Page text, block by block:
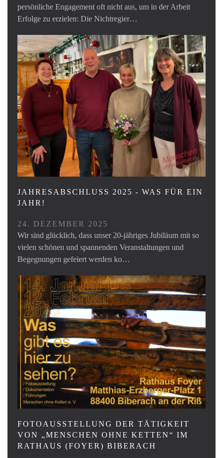
persönliche Engagement oft nicht aus, um in der Arbeit
Erfolge zu erzielen: Die Nichtregier…
JAHRESABSCHLUSS 2025 - WAS FÜR EIN
JAHR!
24. DEZEMBER 2025
Wir sind glücklich, dass unser 20-jähriges Jubiläum mit so
vielen schönen und spannenden Veranstaltungen und
Begegnungen gefeiert werden ko…
FOTOAUSSTELLUNG DER TÄTIGKEIT
VON „MENSCHEN OHNE KETTEN“ IM
RATHAUS (FOYER) BIBERACH